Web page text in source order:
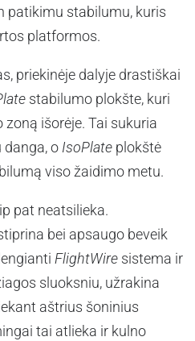
patikimu stabilumu, kuris
platformos.
priekinėje dalyje drastiškai
stabilumo plokšte, kuri
išorėje. Tai sukuria
o IsoPlate plokštė
viso žaidimo metu.
pat neatsilieka.
bei apsaugo beveik
FlightWire sistema ir
sluoksniu, užrakina
aštrius šoninius
tai atlieka ir kulno